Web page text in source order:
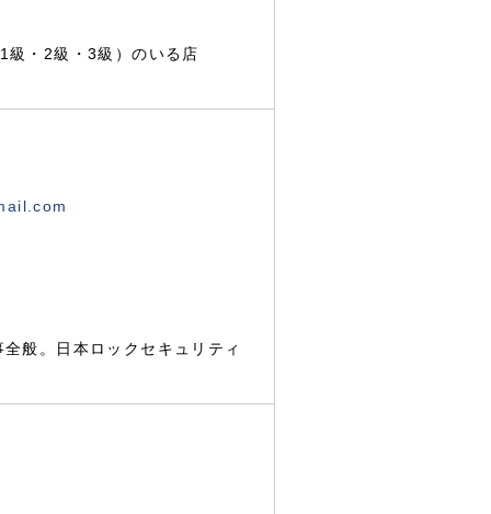
・2級・3級）のいる店
般。日本ロックセキュリティ